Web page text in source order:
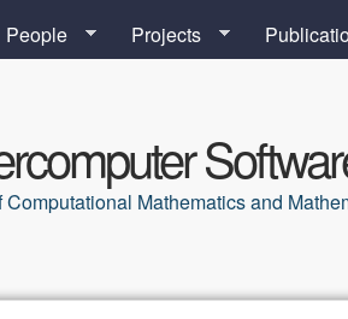
People Projects
Computational Mathematics and